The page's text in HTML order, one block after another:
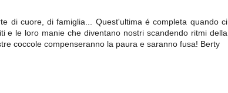
di cuore, di famiglia... Quest'ultima é completa quando ci
e le loro manie che diventano nostri scandendo ritmi della
coccole compenseranno la paura e saranno fusa! Berty